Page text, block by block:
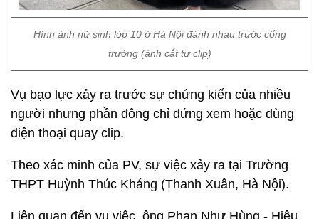
Hình ảnh nữ sinh lớp 10 ở Hà Nội đánh nhau trước cổng
trường (ảnh cắt từ clip)
Vụ bạo lực xảy ra trước sự chứng kiến của nhiều
người nhưng phần đông chỉ đứng xem hoặc dùng
điện thoại quay clip.
Theo xác minh của PV, sự việc xảy ra tại Trường
THPT Huỳnh Thúc Kháng (Thanh Xuân, Hà Nội).
Liên quan đến vụ việc, ông Phan Như Hùng - Hiệu